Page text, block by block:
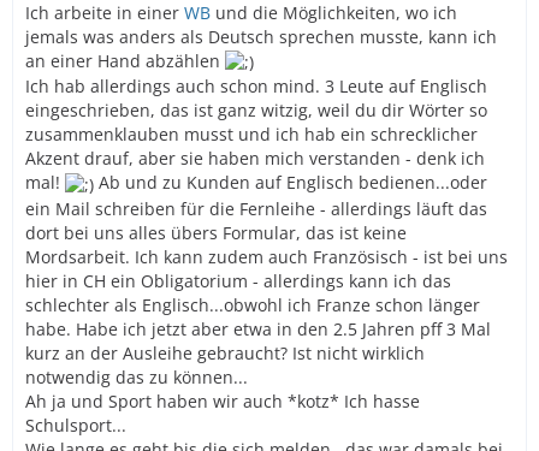
Ich arbeite in einer WB und die Möglichkeiten, wo ich
jemals was anders als Deutsch sprechen musste, kann ich
an einer Hand abzählen
Ich hab allerdings auch schon mind. 3 Leute auf Englisch
eingeschrieben, das ist ganz witzig, weil du dir Wörter so
zusammenklauben musst und ich hab ein schrecklicher
Akzent drauf, aber sie haben mich verstanden - denk ich
mal!
Ab und zu Kunden auf Englisch bedienen...oder
ein Mail schreiben für die Fernleihe - allerdings läuft das
dort bei uns alles übers Formular, das ist keine
Mordsarbeit. Ich kann zudem auch Französisch - ist bei uns
hier in CH ein Obligatorium - allerdings kann ich das
schlechter als Englisch...obwohl ich Franze schon länger
habe. Habe ich jetzt aber etwa in den 2.5 Jahren pff 3 Mal
kurz an der Ausleihe gebraucht? Ist nicht wirklich
notwendig das zu können...
Ah ja und Sport haben wir auch *kotz* Ich hasse
Schulsport...